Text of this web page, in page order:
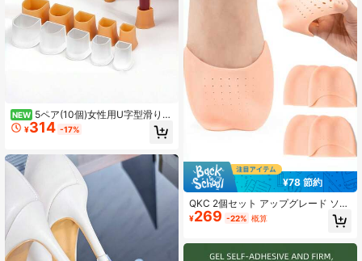
NEW 5ペア(10個)女性用U字型滑り止
め静音ヒールプロテクター、耐摩耗
性ヒール交換キャップ、ハイヒー
ブーツなどに適しています
¥314 -17%
¥78 節約
QKC 2個セット アップグレード ソフ
トジェル 足指プロテクター、バレエ
用トウキャップ、クッション ポアン
¥269 -22% 概算